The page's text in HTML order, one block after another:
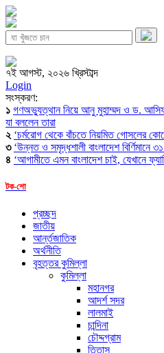
৭ই আগস্ট, ২০২৬ খ্রিস্টাব্দ
Login
সংস্করণ:
১ গণঅভ্যুত্থান নিয়ে আনু মুহাম্মদ ও ড. আসিফ
যা বললেন তারা
২ ‘চর্মরোগ থেকে বাঁচতে নিয়মিত গোসলের
৩ ‘উন্নত ও সমৃদ্ধশালী বাংলাদেশ বির্ণিমানে
৪ ‘আগামীতে এমন বাংলাদেশ চাই, যেখানে
টক-শো
প্রচ্ছদ
জাতীয়
আর্ন্তজাতিক
অর্থনীতি
বৃহত্তর কুমিল্লা
কুমিল্লা
মহানগর
আদর্শ সদর
লালমাই
চান্দিনা
চৌদ্দগ্রাম
তিতাস